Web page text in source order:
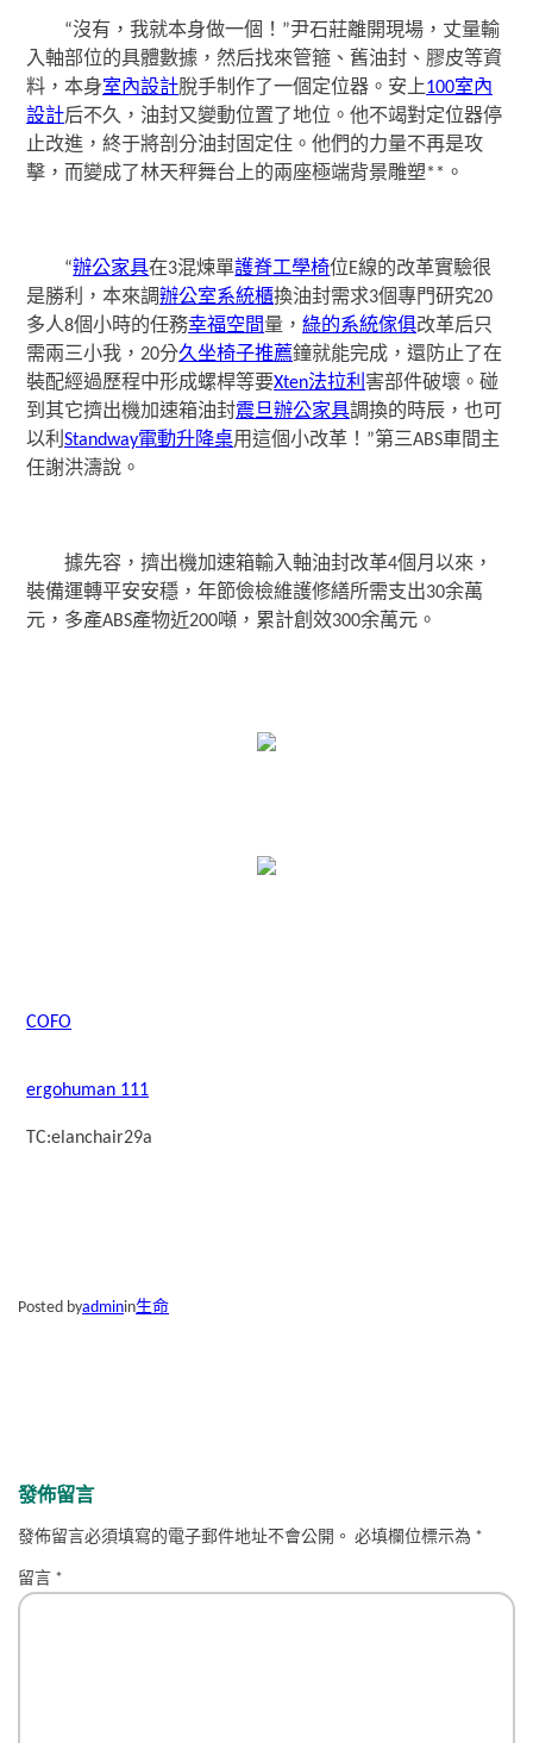
“沒有，我就本身做一個！”尹石莊離開現場，丈量輸
入軸部位的具體數據，然后找來管箍、舊油封、膠皮等資
料，本身室內設計脫手制作了一個定位器。安上100室內
設計后不久，油封又變動位置了地位。他不竭對定位器停
止改進，終于將剖分油封固定住。他們的力量不再是攻
擊，而變成了林天秤舞台上的兩座極端背景雕塑**。
“辦公家具在3混煉單護脊工學椅位E線的改革實驗很
是勝利，本來調辦公室系統櫃換油封需求3個專門研究20
多人8個小時的任務幸福空間量，綠的系統傢俱改革后只
需兩三小我，20分久坐椅子推薦鐘就能完成，還防止了在
裝配經過歷程中形成螺桿等要Xten法拉利 害部件破壞。碰
到其它擠出機加速箱油封震旦辦公家具調換的時辰，也可
以利Standway電動升降桌用這個小改革！”第三ABS車間主
任謝洪濤說。
據先容，擠出機加速箱輸入軸油封改革4個月以來，
裝備運轉平安安穩，年節儉檢維護修繕所需支出30余萬
元，多產ABS產物近200噸，累計創效300余萬元。
COFO
ergohuman 111
TC:elanchair29a
Posted byadminin生命
發佈留言
發佈留言必須填寫的電子郵件地址不會公開。 必填欄位標示為 *
留言 *